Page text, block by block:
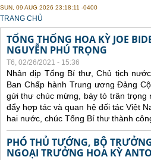
SUN, 09 AUG 2026 23:18:11 -0400
YOU ARE HERE
TRANG CHỦ
TỔNG THỐNG HOA KỲ JOE
NGUYỄN PHÚ TRỌNG
T6, 02/26/2021 - 15:36
Nhân dịp Tổng Bí thư, Chủ tịch
Ban Chấp hành Trung ương Đảng
gửi thư chúc mừng, bày tỏ trân trọng
đẩy hợp tác và quan hệ đối tác Việt
hai nước, chúc Tổng Bí thư thành
PHÓ THỦ TƯỚNG, BỘ
NGOẠI TRƯỞNG HOA KỲ